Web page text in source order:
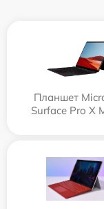
Планшет
Surface Pro X